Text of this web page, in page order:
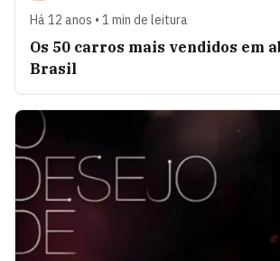
Há 12 anos • 1 min de leitura
Os 50 carros mais vendidos em
Brasil